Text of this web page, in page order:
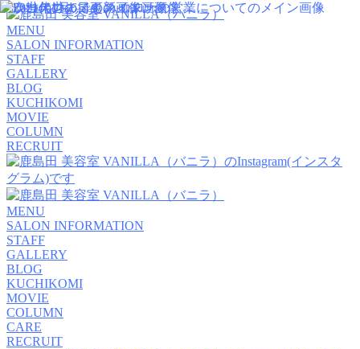
MENU
SALON INFORMATION
STAFF
GALLERY
BLOG
KUCHIKOMI
MOVIE
COLUMN
RECRUIT
MENU
SALON INFORMATION
STAFF
GALLERY
BLOG
KUCHIKOMI
MOVIE
COLUMN
CARE
RECRUIT